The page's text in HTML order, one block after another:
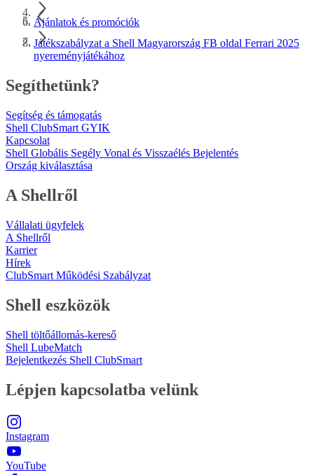
Ajánlatok és promóciók
Játékszabályzat a Shell Magyarország FB oldal Ferrari 2025
nyereményjátékához
Segíthetünk?
Segítség és támogatás
Shell ClubSmart GYIK
Kapcsolat
Shell Globális Segély Vonal és Visszaélés Bejelentés
Ország kiválasztása
A Shellről
Vállalati ügyfelek
A Shellről
Karrier
Hírek
ClubSmart Működési Szabályzat
Shell eszközök
Shell töltőállomás-kereső
Shell LubeMatch
Bejelentkezés Shell ClubSmart
Lépjen kapcsolatba velünk
Instagram
YouTube